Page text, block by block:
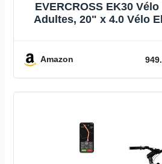
EVERCROSS EK30
Adultes, 20" x 4.0 Vélo
Electrique pour la
Amazon